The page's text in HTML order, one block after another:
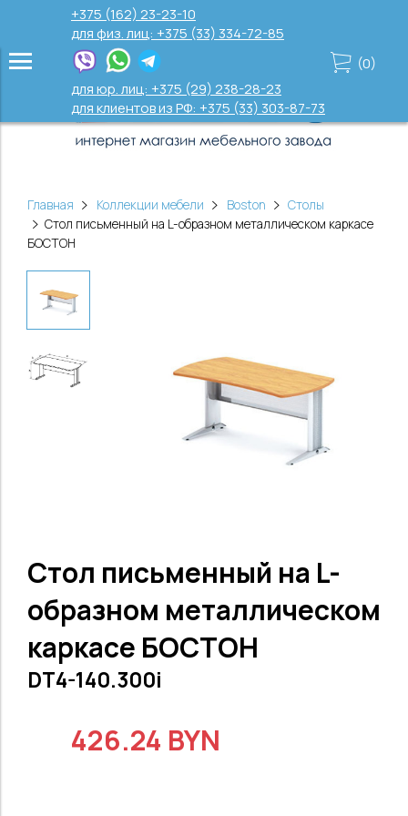
+375 (162) 23-23-10
для физ. лиц: +375 (33) 334-72-85
для юр. лиц: +375 (29) 238-28-23
для клиентов из РФ: +375 (33) 303-87-73
(0)
Главная Коллекции мебели Boston
Столы
Стол письменный на L-образном металлическом каркасе
БОСТОН
Стол письменный на L-
образном металлическом
каркасе БОСТОН
DT4-140.300i
426.24 BYN